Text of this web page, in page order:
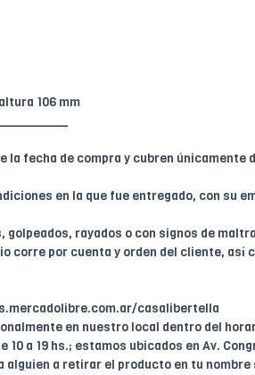
106 mm
la fecha de compra y cubren únicamente
en la que fue entregado, con su
golpeados, rayados o con signos de
corre por cuenta y orden del cliente, así
casalibertella
en nuestro local dentro del
10 a 19 hs.; estamos ubicados en Av.
alguien a retirar el producto en tu nombre